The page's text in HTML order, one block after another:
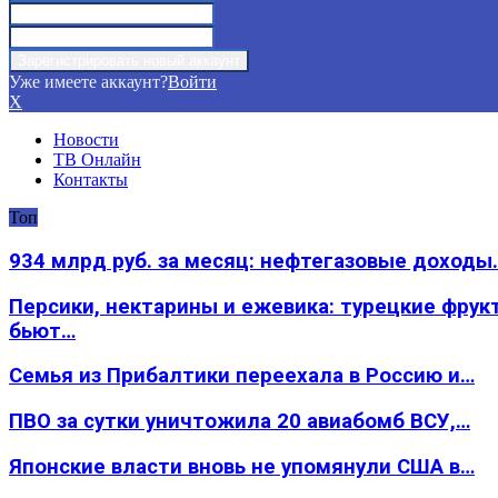
Уже имеете аккаунт?Войти
X
Новости
ТВ Онлайн
Контакты
Топ
934 млрд руб. за месяц: нефтегазовые
Персики, нектарины и ежевика: турецкие
бьют…
Семья из Прибалтики переехала в Россию и…
ПВО за сутки уничтожила 20 авиабомб ВСУ,…
Японские власти вновь не упомянули США в…